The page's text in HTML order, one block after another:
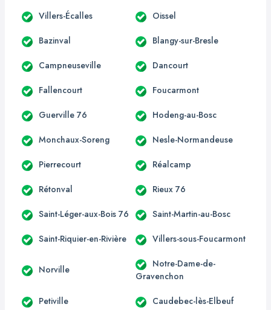
Villers-Écalles Oissel
Bazinval Blangy-sur-Bresle
Campneuseville Dancourt
Fallencourt Foucarmont
Guerville 76 Hodeng-au-Bosc
Monchaux-Soreng Nesle-Normandeuse
Pierrecourt Réalcamp
Rétonval Rieux 76
Saint-Léger-aux-Bois 76 Saint-Martin-au-Bosc
Saint-Riquier-en-Rivière Villers-sous-Foucarmont
Norville
Notre-Dame-de-
Gravenchon
Petiville Caudebec-lès-Elbeuf